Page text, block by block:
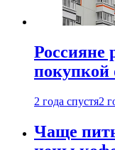
Россияне
покупкой
2 года спустя2
Чаще